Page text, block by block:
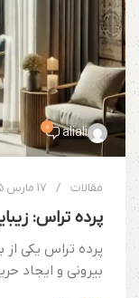
aliali
0
مقالات 17 مارس 2025
پرده تراس:
پرده تراس یکی از
بیرونی و ایجاد